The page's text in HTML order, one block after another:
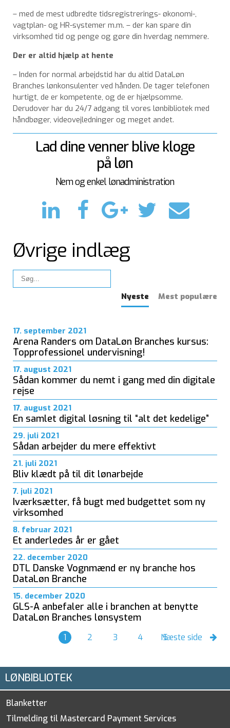
– med de mest udbredte tidsregistrerings- økonomi-,
vagtplan- og HR-systemer m.m. – der kan spare din
virksomhed tid og penge og gøre din hverdag nemmere.
Der er altid hjælp at hente
– Inden for normal arbejdstid har du altid DataLøn
Branches lønkonsulenter ved hånden. De tager telefonen
hurtigt, de er kompetente, og de er hjælpsomme.
Derudover har du 24/7 adgang til vores lønbibliotek med
håndbøger, videovejledninger og meget andet.
Lad dine venner blive kloge
på løn
Nem og enkel lønadministration
Øvrige indlæg
Nyeste Mest populære
17. september 2021
Arena Randers om DataLøn Branches kursus:
Topprofessionel undervisning!
17. august 2021
Sådan kommer du nemt i gang med din digitale
rejse
17. august 2021
En samlet digital løsning til “alt det kedelige”
29. juli 2021
Sådan arbejder du mere effektivt
21. juli 2021
Bliv klædt på til dit lønarbejde
7. juli 2021
Iværksætter, få bugt med budgettet som ny
virksomhed
8. februar 2021
Et anderledes år er gået
22. december 2020
DTL Danske Vognmænd er ny branche hos
DataLøn Branche
15. december 2020
GLS-A anbefaler alle i branchen at benytte
DataLøn Branches lønsystem
1 2 3 4 5
Næste side
LØNBIBLIOTEK
Blanketter
Tilmelding til Mastercard Payment Services